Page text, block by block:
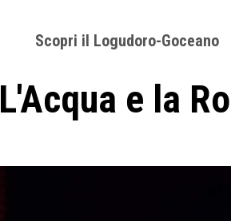
Scopri il Logudoro-Goceano
L'Acqua e la